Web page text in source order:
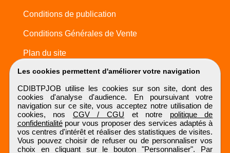
Les cookies permettent d'améliorer votre navigation
CDIBTPJOB utilise les cookies sur son site, dont des
cookies d'analyse d'audience. En poursuivant votre
navigation sur ce site, vous acceptez notre utilisation de
cookies, nos CGV / CGU et notre politique de
confidentialitépour vous proposer des services adaptés à
vos centres d'intérêt et réaliser des statistiques de visites.
Vous pouvez choisir de refuser ou de personnaliser vos
choix en cliquant sur le bouton "Personnaliser". Par
Conditions de publication
Conditions Générales de Vente
Plan du site